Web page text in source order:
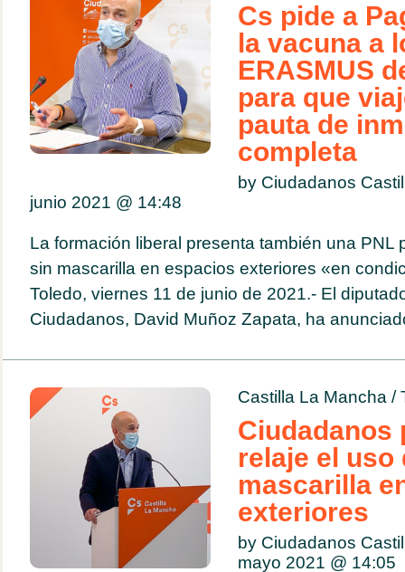
Cs pide a
la vacuna a
ERASMUS
para que
pauta de
completa
by Ciudadanos
junio 2021 @ 14:48
La formación liberal presenta también una PNL
sin mascarilla en espacios exteriores «en
Toledo, viernes 11 de junio de 2021.- El
Ciudadanos, David Muñoz Zapata, ha
Castilla La Mancha /
Ciudadanos
relaje el uso
mascarilla
exteriores
by Ciudadanos
mayo 2021 @ 14:05